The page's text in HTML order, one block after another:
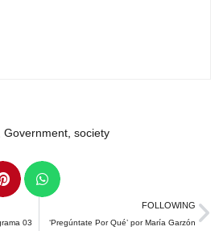
Government, society
03
FOLLOWING
‘Pregúntate Por Qué’ por María Garzón